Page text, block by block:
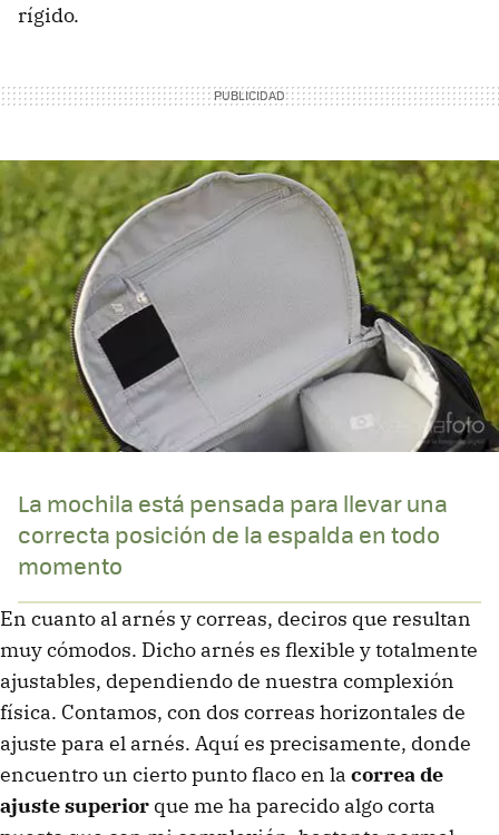
rígido.
La mochila está pensada para llevar una
correcta posición de la espalda en todo
momento
En cuanto al arnés y correas, deciros que resultan
muy cómodos. Dicho arnés es flexible y totalmente
ajustables, dependiendo de nuestra complexión
física. Contamos, con dos correas horizontales de
ajuste para el arnés. Aquí es precisamente, donde
encuentro un cierto punto flaco en la correa de
ajuste superior que me ha parecido algo corta